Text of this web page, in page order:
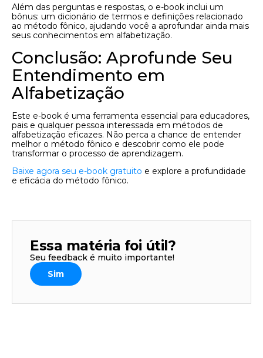
Além das perguntas e respostas, o e-book inclui um
bônus: um dicionário de termos e definições relacionado
ao método fônico, ajudando você a aprofundar ainda mais
seus conhecimentos em alfabetização.
Conclusão: Aprofunde Seu
Entendimento em
Alfabetização
Este e-book é uma ferramenta essencial para educadores,
pais e qualquer pessoa interessada em métodos de
alfabetização eficazes. Não perca a chance de entender
melhor o método fônico e descobrir como ele pode
transformar o processo de aprendizagem.
Baixe agora seu e-book gratuito e explore a profundidade
e eficácia do método fônico.
Essa matéria foi útil?
Seu feedback é muito importante!
Sim